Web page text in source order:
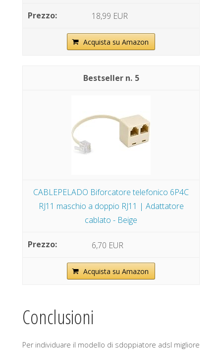
18,99 EUR
Acquista su Amazon
5
CABLEPELADO Biforcatore telefonico 6P4C
RJ11 maschio a doppio RJ11 | Adattatore
cablato - Beige
6,70 EUR
Acquista su Amazon
Conclusioni
Per individuare il modello di sdoppiatore adsl migliore